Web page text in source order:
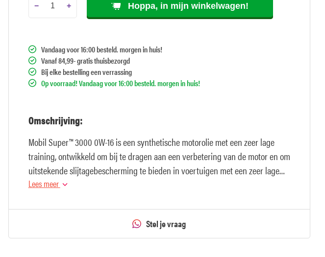
− + Hoppa, in mijn winkelwagen!
Vandaag voor 16:00 besteld. morgen in huis!
Vanaf 84,99- gratis thuisbezorgd
Bij elke bestelling een verrassing
Op voorraad! Vandaag voor 16:00 besteld. morgen in huis!
Omschrijving:
Mobil Super™ 3000 0W-16 is een synthetische motorolie met een zeer lage
training, ontwikkeld om bij te dragen aan een verbetering van de motor en om
uitstekende slijtagebescherming te bieden in voertuigen met een zeer lage
verbrandingsmotor en voertuigen.
Lees meer
Stel je vraag